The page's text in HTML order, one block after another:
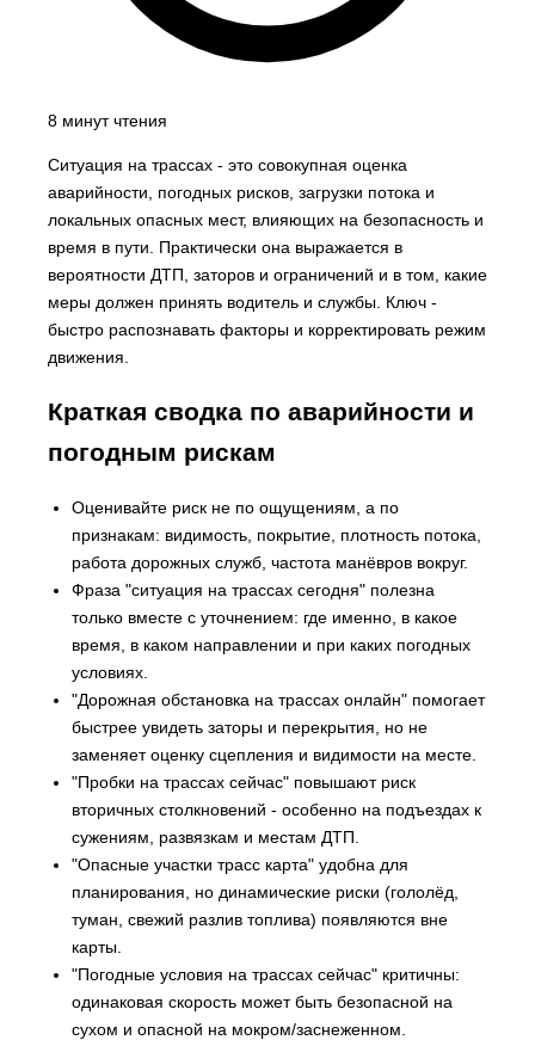
8 минут чтения
Ситуация на трассах - это совокупная оценка
аварийности, погодных рисков, загрузки потока и
локальных опасных мест, влияющих на безопасность и
время в пути. Практически она выражается в
вероятности ДТП, заторов и ограничений и в том, какие
меры должен принять водитель и службы. Ключ -
быстро распознавать факторы и корректировать режим
движения.
Краткая сводка по аварийности и
погодным рискам
Оценивайте риск не по ощущениям, а по
признакам: видимость, покрытие, плотность потока,
работа дорожных служб, частота манёвров вокруг.
Фраза "ситуация на трассах сегодня" полезна
только вместе с уточнением: где именно, в какое
время, в каком направлении и при каких погодных
условиях.
"Дорожная обстановка на трассах онлайн" помогает
быстрее увидеть заторы и перекрытия, но не
заменяет оценку сцепления и видимости на месте.
"Пробки на трассах сейчас" повышают риск
вторичных столкновений - особенно на подъездах к
сужениям, развязкам и местам ДТП.
"Опасные участки трасс карта" удобна для
планирования, но динамические риски (гололёд,
туман, свежий разлив топлива) появляются вне
карты.
"Погодные условия на трассах сейчас" критичны:
одинаковая скорость может быть безопасной на
сухом и опасной на мокром/заснеженном.